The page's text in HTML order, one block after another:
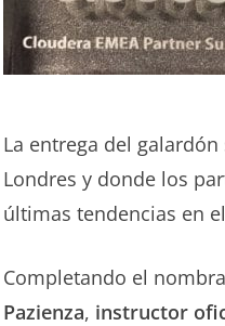
La entrega del
Londres y donde los
últimas tendencias en el
Completando el
Pazienza, instructor